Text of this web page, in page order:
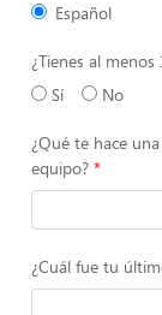
Español
¿Tienes al
Sí
No
¿Qué te hace
equipo?
¿Cuál fue tu